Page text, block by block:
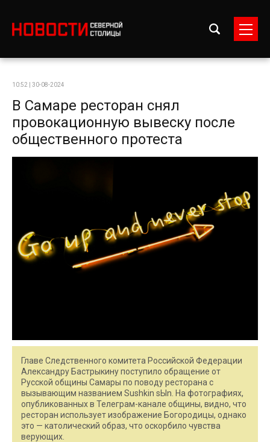
10:52 | 30-08-2024
В Самаре ресторан снял
провокационную вывеску после
общественного протеста
Главе Следственного комитета Российской Федерации
Александру Бастрыкину поступило обращение от
Русской общины Самары по поводу ресторана с
вызывающим названием Sushkin sЫn. На фотографиях,
опубликованных в Телеграм-канале общины, видно, что
ресторан использует изображение Богородицы, однако
это — католический образ, что оскорбило чувства
верующих.